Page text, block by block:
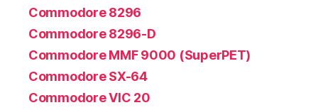
Commodore 8296
Commodore 8296-D
Commodore MMF 9000 (SuperPET)
Commodore SX-64
Commodore VIC 20